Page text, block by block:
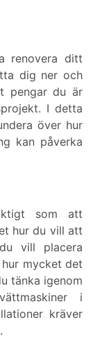
renovera ditt
dig ner och
pengar du är
I detta
över hur
kan påverka
som att
hur du vill att
vill placera
mycket det
tänka igenom
i
kräver